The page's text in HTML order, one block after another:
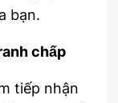
bạn.
chấp
tiếp nhận